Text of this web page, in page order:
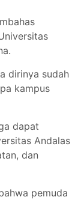
dirinya sudah
kampus
dapat
Andalas
dan
pemuda